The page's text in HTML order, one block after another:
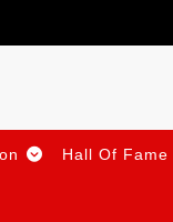
Hall Of Fame